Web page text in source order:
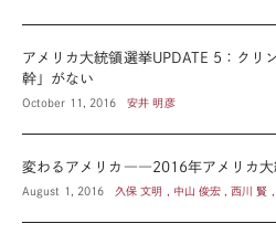
アメリカ大統領選挙UPDATE 5：クリ
幹」がない
October 11, 2016 安井 明彦
変わるアメリカ――2016年アメリカ大
August 1, 2016 久保 文明 , 中山 俊宏 , 西川 賢